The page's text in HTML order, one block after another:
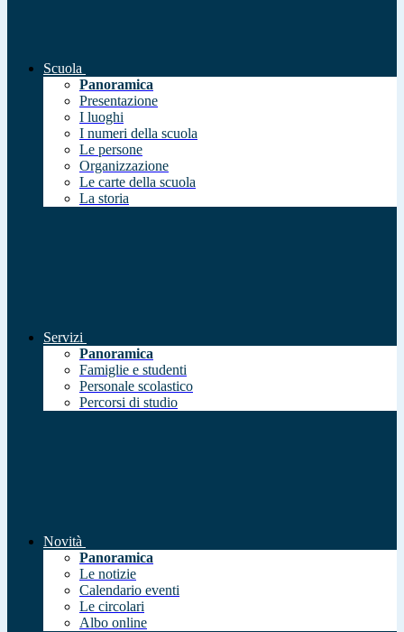
Scuola
Panoramica
Presentazione
I luoghi
I numeri della scuola
Le persone
Organizzazione
Le carte della scuola
La storia
Servizi
Panoramica
Famiglie e studenti
Personale scolastico
Percorsi di studio
Novità
Panoramica
Le notizie
Calendario eventi
Le circolari
Albo online